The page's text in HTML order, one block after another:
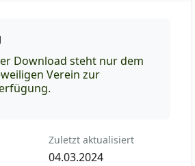
Download steht nur dem
Verein zur
Zuletzt aktualisiert
04.03.2024